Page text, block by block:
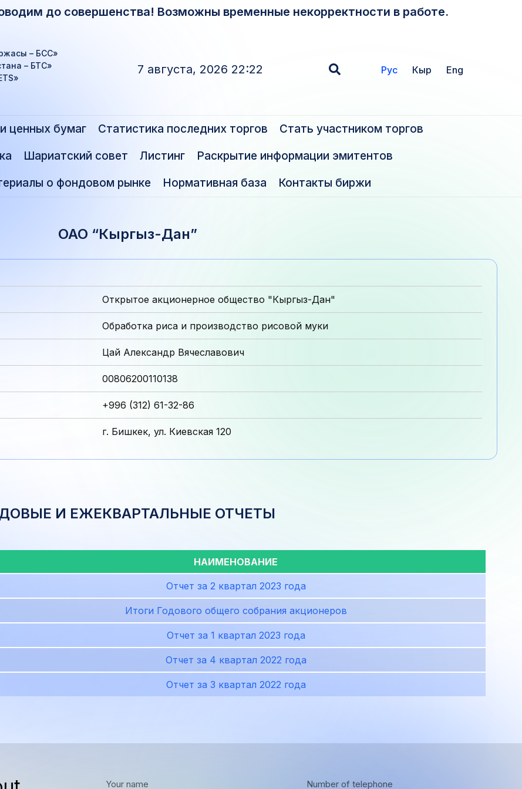
до совершенства! Возможны временные некорректности в работе.
– БСС»
– БТС»
7 августа, 2026 22:22 Рус Кыр Eng
ценных бумаг Статистика последних торгов
Стать участником торгов
Шариатский совет Листинг
Раскрытие информации эмитентов
о фондовом рынке
Нормативная база Контакты биржи
ОАО “Кыргыз-Дан”
Открытое акционерное общество "Кыргыз-Дан"
Обработка риса и производство рисовой муки
Цай Александр Вячеславович
00806200110138
+996 (312) 61-32-86
г. Бишкек, ул. Киевская 120
И ЕЖЕКВАРТАЛЬНЫЕ ОТЧЕТЫ
НАИМЕНОВАНИЕ
Отчет за 2 квартал 2023 года
Итоги Годового общего собрания акционеров
Отчет за 1 квартал 2023 года
Отчет за 4 квартал 2022 года
Отчет за 3 квартал 2022 года